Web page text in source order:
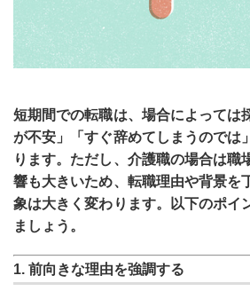
短期間での転職は、場合によっては
が不安」「すぐ辞めてしまうのでは
ります。ただし、介護職の場合は職
響も大きいため、転職理由や背景を
象は大きく変わります。以下のポイ
ましょう。
1. 前向きな理由を強調する